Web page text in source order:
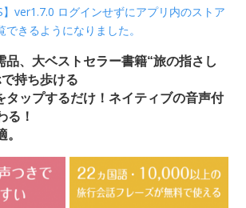
】ver1.7.0 ログインせずにアプリ内のストア
きるようになりました。
品、大ベストセラー書籍“旅の指さし
持ち歩ける
タップするだけ！ネイティブの音声付
る！